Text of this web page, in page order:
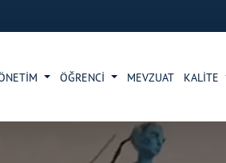
ÖĞRENCİ MEVZUAT KALİTE